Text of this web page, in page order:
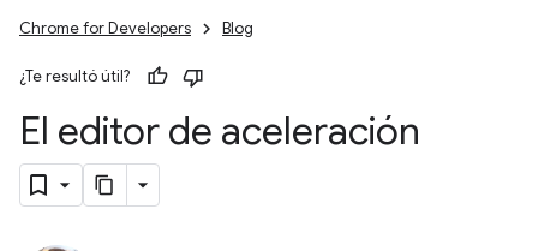
Chrome for Developers Blog
¿Te resultó útil?
El editor de aceleración